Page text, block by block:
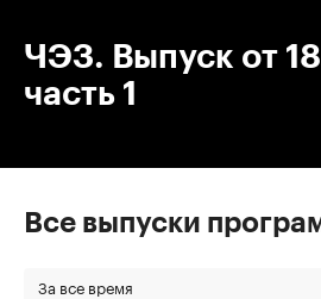
ЧЭЗ. Выпуск от
часть 1
Все выпуски
За все время